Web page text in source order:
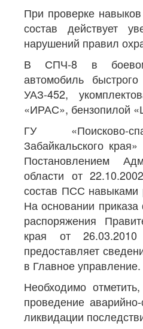
При проверке
состав действует
нарушений правил
В СПЧ-8 в боевом
автомобиль
УАЗ-452,
«ИРАС», бензопилой
ГУ «Поисково-
Забайкальского
Постановлением
области от
состав ПСС
На основании
распоряжения
края от
предоставляет
в Главное управление.
Необходимо
проведение
ликвидации